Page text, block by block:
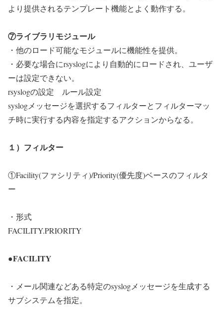
より提供されるテンプレート機能とよく動作する。
⑦ライブラリモジュール
・他のロード可能なモジュールに機能性を提供。
・必要な場合にrsyslogにより自動的にロードされ、ユーザ
ーは設定できない。
rsyslogの設定 ルール設定
syslogメッセージを選択するフィルターとフィルターマッ
チ時に実行する内容を指定するアクションからなる。
１）フィルター
①Facility(ファシリティ)/Priority(優先度)ベースのフィルタ
ー
・形式
FACILITY.PRIORITY
●FACILITY
・メール関連などある特定のsyslogメッセージを生成する
サブシステムを指定。